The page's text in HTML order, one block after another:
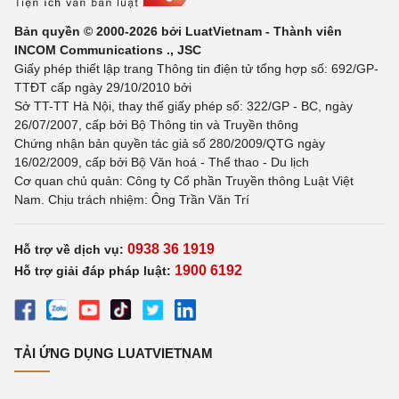
Bản quyền © 2000-2026 bởi LuatVietnam - Thành viên
INCOM Communications ., JSC
Giấy phép thiết lập trang Thông tin điện tử tổng hợp số: 692/GP-
TTĐT cấp ngày 29/10/2010 bởi
Sở TT-TT Hà Nội, thay thế giấy phép số: 322/GP - BC, ngày
26/07/2007, cấp bởi Bộ Thông tin và Truyền thông
Chứng nhận bản quyền tác giả số 280/2009/QTG ngày
16/02/2009, cấp bởi Bộ Văn hoá - Thể thao - Du lịch
Cơ quan chủ quản: Công ty Cổ phần Truyền thông Luật Việt
Nam. Chịu trách nhiệm: Ông Trần Văn Trí
Hỗ trợ về dịch vụ: 0938 36 1919
Hỗ trợ giải đáp pháp luật: 1900 6192
TẢI ỨNG DỤNG LUATVIETNAM